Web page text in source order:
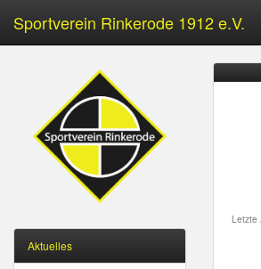
Sportverein Rinkerode 1912 e.V.
Aktuelles
Letzte